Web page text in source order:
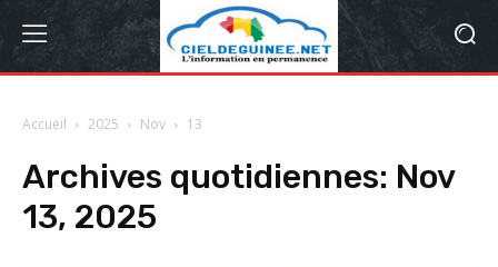
Accueil 2025 Nov 13
Archives quotidiennes: Nov
13, 2025